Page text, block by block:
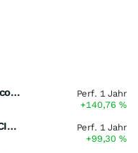
iShares MSCI Global Semiconductors UCITS ETF USD (Acc)
Perf. 1 Jahr
+140,76%
Global X Copper Miners UCITS ETF USD Acc
Perf. 1 Jahr
+99,30%